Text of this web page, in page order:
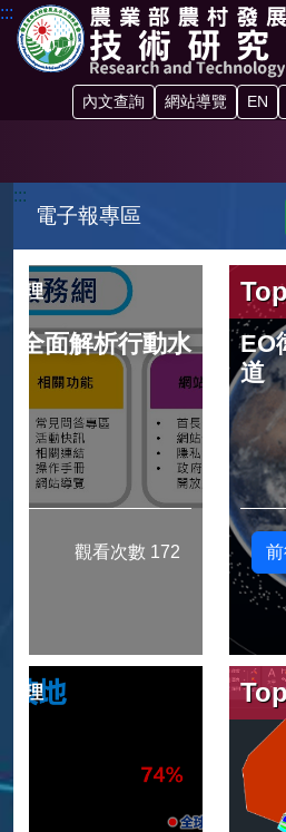
跳到主要內容區塊
內文查詢 網站導覽 EN
:::
電子報專區
:::
Top 1 新興科技應用
EO衛星是如何環繞
道
前往觀看
Top 2 新興科技應用